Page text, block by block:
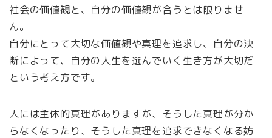
社会の価値観と、自分の価値観が合うとは限りませ
ん。
自分にとって大切な価値観や真理を追求し、自分の決
断によって、自分の人生を選んでいく生き方が大切だ
という考え方です。
人には主体的真理がありますが、そうした真理が分か
らなくなったり、そうした真理を追求できなくなる妨